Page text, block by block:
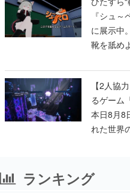
『シュ
に展示中
靴を舐め
も開設
【2人協
るゲーム
本日8月8
れた世界
ランキング